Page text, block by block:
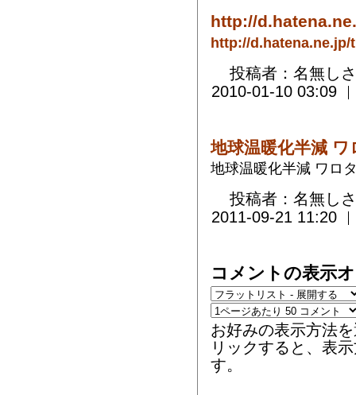
http://
http://d.hatena.ne.jp/
投稿者：名無し
2010-01-10 03:09
地球温暖化半減 ワ
地球温暖化半減 ワロ
投稿者：名無し
2011-09-21 11:20
コメントの表示
お好みの表示方法
リックすると、表
す。